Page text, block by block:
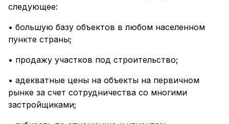
следующее:
• большую базу объектов в любом населенном
пункте страны;
• продажу участков под строительство;
• адекватные цены на объекты на первичном
рынке за счет сотрудничества со многими
застройщиками;